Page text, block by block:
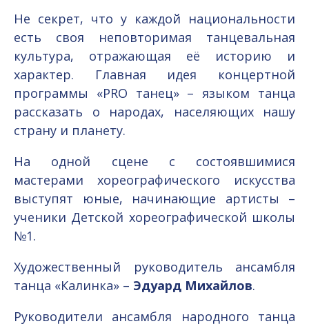
Не секрет, что у каждой национальности
есть своя неповторимая танцевальная
культура, отражающая её историю и
характер. Главная идея концертной
программы «PRO танец» – языком танца
рассказать о народах, населяющих нашу
страну и планету.
На одной сцене с состоявшимися
мастерами хореографического искусства
выступят юные, начинающие артисты –
ученики Детской хореографической школы
№1.
Художественный руководитель ансамбля
танца «Калинка» – Эдуард Михайлов.
Руководители ансамбля народного танца